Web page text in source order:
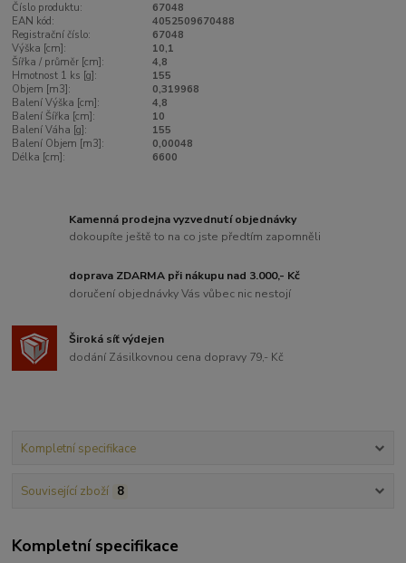
Číslo produktu:
67048
EAN kód:
4052509670488
Registrační číslo:
67048
Výška [cm]:
10,1
Šířka / průměr [cm]:
4,8
Hmotnost 1 ks [g]:
155
Objem [m3]:
0,319968
Balení Výška [cm]:
4,8
Balení Šířka [cm]:
10
Balení Váha [g]:
155
Balení Objem [m3]:
0,00048
Délka [cm]:
6600
Kamenná prodejna vyzvednutí objednávky
dokoupíte ještě to na co jste předtím zapomněli
doprava ZDARMA při nákupu nad 3.000,- Kč
doručení objednávky Vás vůbec nic nestojí
Široká síť výdejen
dodání Zásilkovnou cena dopravy 79,- Kč
Kompletní specifikace
Související zboží 8
Kompletní specifikace